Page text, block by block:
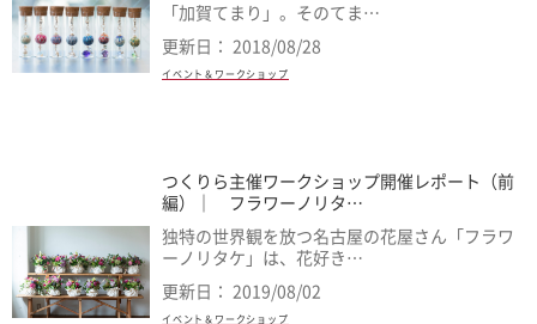
「加賀てまり」。そのてま…
更新日： 2018/08/28
イベント＆ワークショップ
つくりら主催ワークショップ開催レポート（前
編）｜ フラワーノリタ…
独特の世界観を放つ名古屋の花屋さん「フラワ
ーノリタケ」は、花好き…
更新日： 2019/08/02
イベント＆ワークショップ